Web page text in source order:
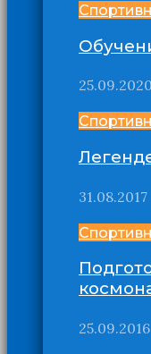
25.09.2020
31.08.2017
25.09.2016